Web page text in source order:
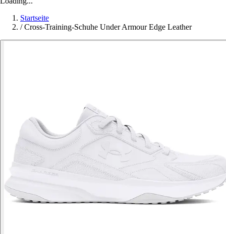
Startseite
/ Cross-Training-Schuhe Under Armour Edge Leather